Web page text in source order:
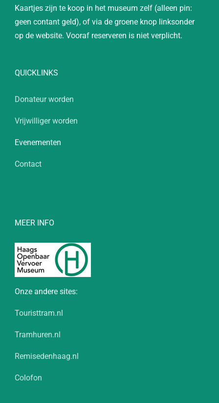
Kaartjes zijn te koop in het museum zelf (alleen pin:
geen contant geld), of via de groene knop linksonder
op de website. Vooraf reserveren is niet verplicht.
QUICKLINKS
Donateur worden
Vrijwilliger worden
Evenementen
Contact
MEER INFO
Onze andere sites:
Touristtram.nl
Tramhuren.nl
Remisedenhaag.nl
Colofon